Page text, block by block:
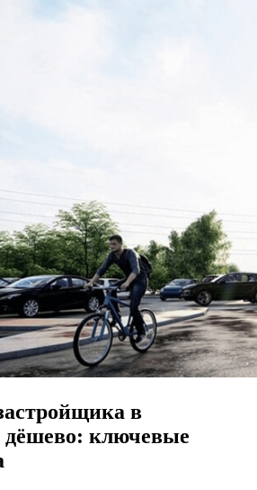
в
дёшево: ключевые